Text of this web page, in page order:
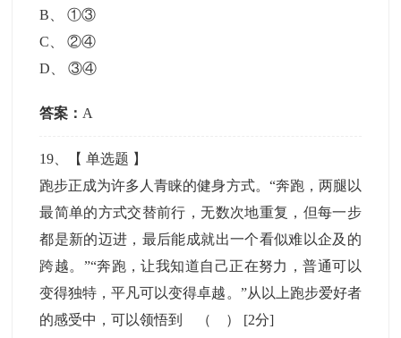
B 、①③
C 、②④
D 、③④
答案： A
19 、【单选题 】
跑步正成为许多人青睐的健身方式。“奔跑，两腿以
最简单的方式交替前行，无数次地重复，但每一步
都是新的迈进，最后能成就出一个看似难以企及的
跨越。”“奔跑，让我知道自己正在努力，普通可以
变得独特，平凡可以变得卓越。”从以上跑步爱好者
的感受中，可以领悟到 （ ） [2分]